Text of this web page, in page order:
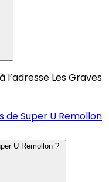
l’adresse Les Graves
Super U Remollon
U Remollon ?